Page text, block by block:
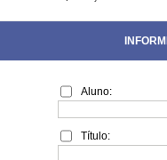
Aluno:
Título: